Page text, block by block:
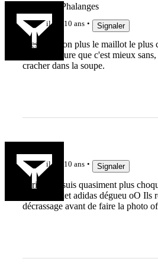
Salade de Phalanges
il y a 10 ans Signaler
C'est pas non plus le maillot le
mais c'est sure que c'est mieux
cracher dans la soupe.
il y a 10 ans Signaler
Sérieux je suis quasiment plus
vieille basket adidas dégueu oO Ils
décrassage avant de faire la photo